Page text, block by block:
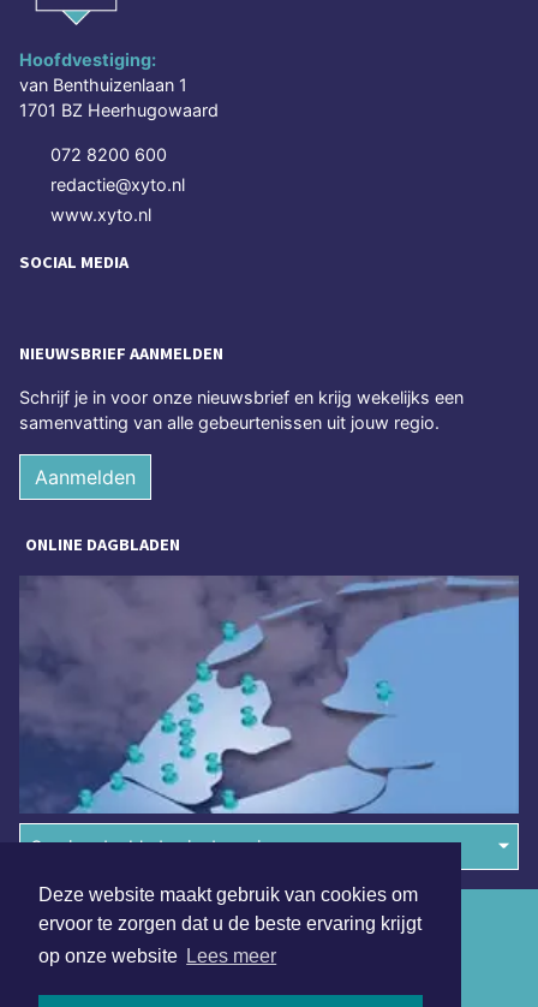
Deze website maakt gebruik van cookies om
ervoor te zorgen dat u de beste ervaring krijgt
op onze website Lees meer
Hoofdvestiging:
van Benthuizenlaan 1
1701 BZ Heerhugowaard
072 8200 600
redactie@xyto.nl
www.xyto.nl
SOCIAL MEDIA
NIEUWSBRIEF AANMELDEN
Schrijf je in voor onze nieuwsbrief en krijg wekelijks een
samenvatting van alle gebeurtenissen uit jouw regio.
Aanmelden
ONLINE DAGBLADEN
Overige dagbladen in de regio
Algemene voorwaarden
Disclaimer